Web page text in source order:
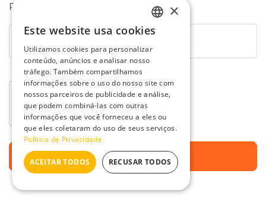
Repita a senha
PORTUGUESE
ENGLISH
SPANISH
×
Este website usa cookies
Utilizamos cookies para personalizar
conteúdo, anúncios e analisar nosso
tráfego. Também compartilhamos
informações sobre o uso do nosso site com
nossos parceiros de publicidade e análise,
que podem combiná-las com outras
informações que você forneceu a eles ou
que eles coletaram do uso de seus serviços.
Política de Privacidade
ACEITAR TODOS RECUSAR TODOS